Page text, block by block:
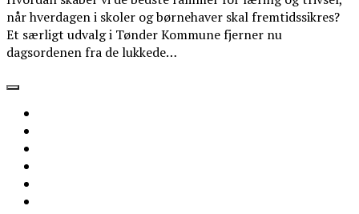
når hverdagen i skoler og børnehaver skal fremtidssikres?
Et særligt udvalg i Tønder Kommune fjerner nu
dagsordenen fra de lukkede…